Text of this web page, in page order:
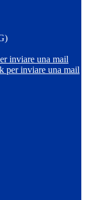
inviare una mail
per inviare una mail